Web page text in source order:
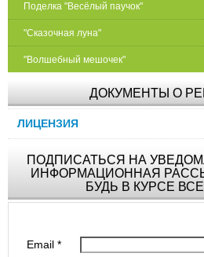
Поделка "Весёлый паучок"
"Сказочная луна"
"Волшебный мешочек"
ДОКУМЕНТЫ О
ЛИЦЕНЗИЯ
ПОДПИСАТЬСЯ НА
ИНФОРМАЦИОННАЯ
БУДЬ В КУРСЕ
Email*